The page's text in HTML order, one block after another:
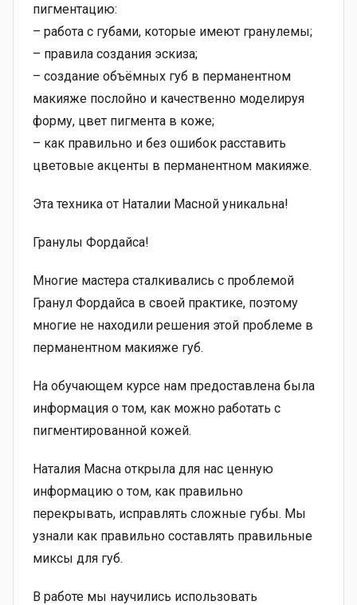
пигментацию:
– работа с губами, которые имеют гранулемы;
– правила создания эскиза;
– создание объёмных губ в перманентном
макияже послойно и качественно моделируя
форму, цвет пигмента в коже;
– как правильно и без ошибок расставить
цветовые акценты в перманентном макияже.
Эта техника от Наталии Масной уникальна!
Гранулы Фордайса!
Многие мастера сталкивались с проблемой
Гранул Фордайса в своей практике, поэтому
многие не находили решения этой проблеме в
перманентном макияже губ.
На обучающем курсе нам предоставлена была
информация о том, как можно работать с
пигментированной кожей.
Наталия Масна открыла для нас ценную
информацию о том, как правильно
перекрывать, исправлять сложные губы. Мы
узнали как правильно составлять правильные
миксы для губ.
В работе мы научились использовать